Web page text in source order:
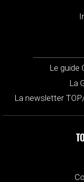
Le guide
La
La newsletter